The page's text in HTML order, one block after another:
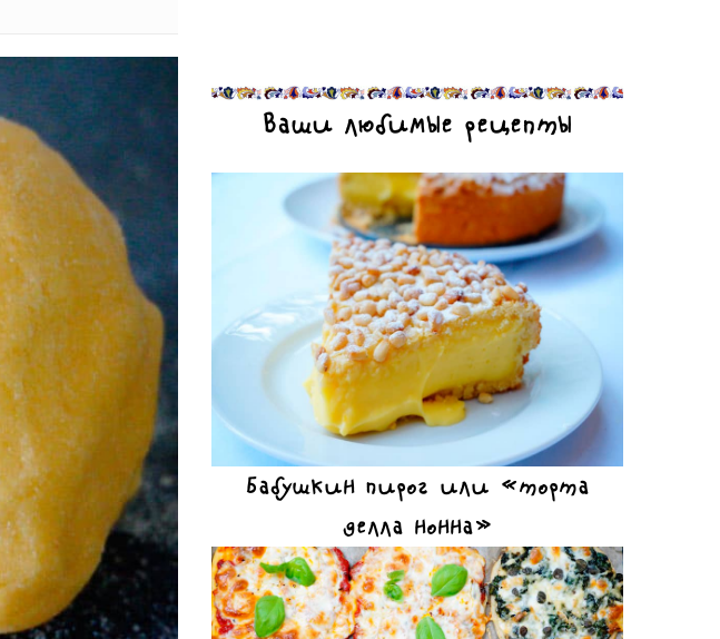
Ваши любимые рецепты
Бабушкин пирог или «торта
делла нонна»